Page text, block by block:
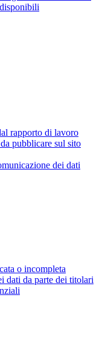
rapporto di lavoro
pubblicare sul sito
dei dati
o incompleta
dati da parte dei titolari